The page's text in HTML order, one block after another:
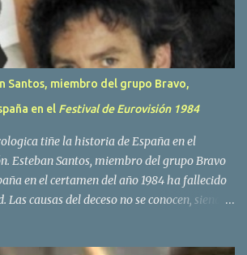
Santos, miembro del grupo Bravo,
en el Festival de Eurovisión 1984
tiñe la historia de España en el
Esteban Santos, miembro del grupo Bravo
en el certamen del año 1984 ha fallecido
Las causas del deceso no se conocen, siendo